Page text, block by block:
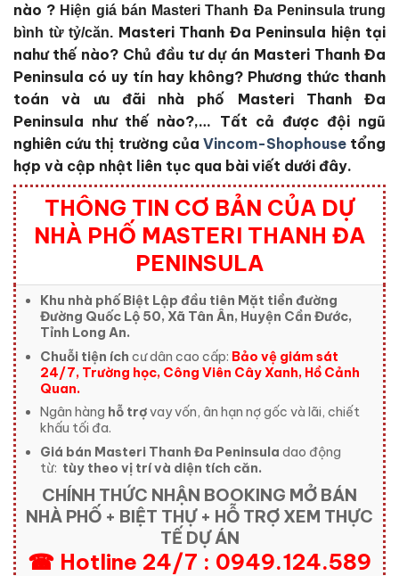
nào ? Hiện giá bán Masteri Thanh Đa Peninsula trung
bình từ tỷ/căn. Masteri Thanh Đa Peninsula hiện tại
nahư thế nào? Chủ đầu tư dự án Masteri Thanh Đa
Peninsula có uy tín hay không? Phương thức thanh
toán và ưu đãi nhà phố Masteri Thanh Đa
Peninsula như thế nào?,… Tất cả được đội ngũ
nghiên cứu thị trường của Vincom-Shophousetổng
hợp và cập nhật liên tục qua bài viết dưới đây.
THÔNG TIN CƠ BẢN CỦA DỰ
NHÀ PHỐ MASTERI THANH ĐA
PENINSULA
Khu nhà phố Biệt Lập đầu tiên Mặt tiền đường
Đường Quốc Lộ 50, Xã Tân Ân, Huyện Cần Đước,
Tỉnh Long An.
Chuỗi tiện ích cư dân cao cấp: Bảo vệ giám sát
24/7, Trường học, Công Viên Cây Xanh, Hồ Cảnh
Quan.
Ngân hàng hỗ trợvay vốn, ân hạn nợ gốc và lãi, chiết
khấu tối đa.
Giá bán Masteri Thanh Đa Peninsula dao động
từ: tùy theo vị trí và diện tích căn.
CHÍNH THỨC NHẬN BOOKING MỞ BÁN
NHÀ PHỐ + BIỆT THỰ + HỖ TRỢ XEM THỰC
TẾ DỰ ÁN
☎ Hotline 24/7 : 0949.124.589